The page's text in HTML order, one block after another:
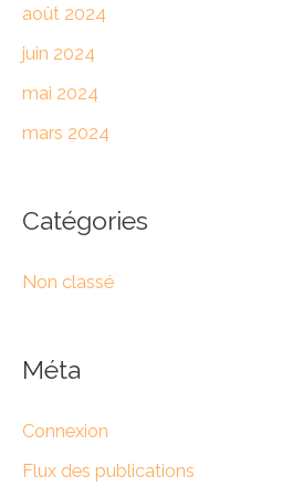
août 2024
juin 2024
mai 2024
mars 2024
Catégories
Non classé
Méta
Connexion
Flux des publications